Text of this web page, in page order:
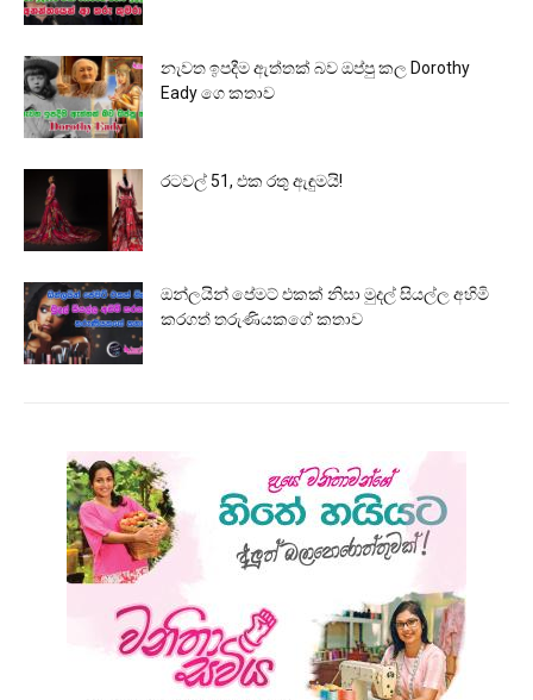
නැවත ඉපදීම ඇත්තක් බව ඔප්පු කල Dorothy
Eady ගෙ කතාව
රටවල් 51, එක රතු ඇඳුමයි!
ඔන්ලයින් පේමට් එකක් නිසා මුදල් සියල්ල අහිමි
කරගත් තරුණියකගේ කතාව